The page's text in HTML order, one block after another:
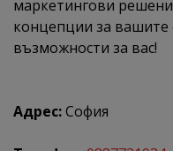
маркетингови
концепции за вашите
възможности за вас!
Адрес:София